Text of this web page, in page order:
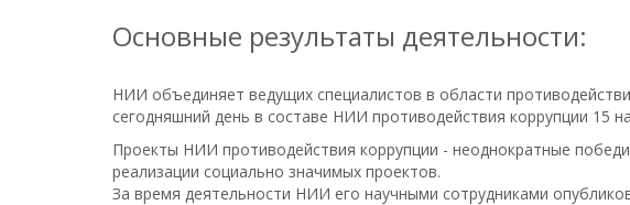
Основные результаты деятельности:
НИИ объединяет ведущих специалистов в области
сегодняшний день в составе НИИ противодействия коррупции 15
Проекты НИИ противодействия коррупции - неоднократные
реализации социально значимых проектов.
За время деятельности НИИ его научными сотрудниками